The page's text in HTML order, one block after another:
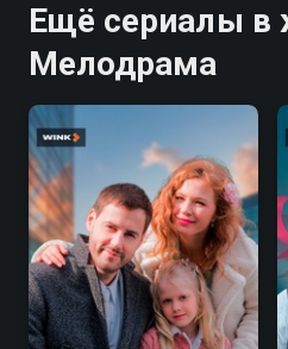
Ещё сериалы в
Мелодрама